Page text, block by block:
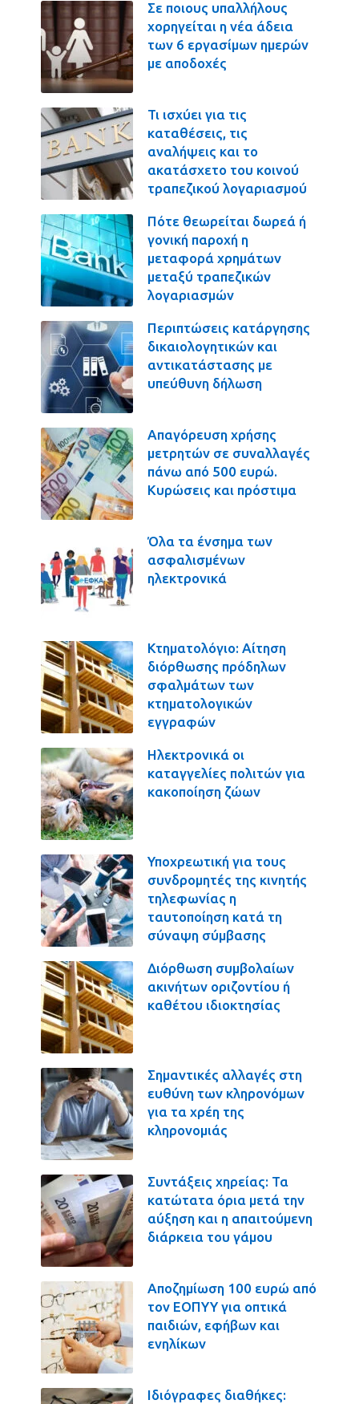
Σε ποιους υπαλλήλους
χορηγείται η νέα άδεια
των 6 εργασίμων ημερών
με αποδοχές
Τι ισχύει για τις
καταθέσεις, τις
αναλήψεις και το
ακατάσχετο του κοινού
τραπεζικού λογαριασμού
Πότε θεωρείται δωρεά ή
γονική παροχή η
μεταφορά χρημάτων
μεταξύ τραπεζικών
λογαριασμών
Περιπτώσεις κατάργησης
δικαιολογητικών και
αντικατάστασης με
υπεύθυνη δήλωση
Απαγόρευση χρήσης
μετρητών σε συναλλαγές
πάνω από 500 ευρώ.
Κυρώσεις και πρόστιμα
Όλα τα ένσημα των
ασφαλισμένων
ηλεκτρονικά
Κτηματολόγιο: Αίτηση
διόρθωσης πρόδηλων
σφαλμάτων των
κτηματολογικών
εγγραφών
Ηλεκτρονικά οι
καταγγελίες πολιτών για
κακοποίηση ζώων
Υποχρεωτική για τους
συνδρομητές της κινητής
τηλεφωνίας η
ταυτοποίηση κατά τη
σύναψη σύμβασης
Διόρθωση συμβολαίων
ακινήτων οριζοντίου ή
καθέτου ιδιοκτησίας
Σημαντικές αλλαγές στη
ευθύνη των κληρονόμων
για τα χρέη της
κληρονομιάς
Συντάξεις χηρείας: Τα
κατώτατα όρια μετά την
αύξηση και η απαιτούμενη
διάρκεια του γάμου
Αποζημίωση 100 ευρώ από
τον ΕΟΠΥΥ για οπτικά
παιδιών, εφήβων και
ενηλίκων
Ιδιόγραφες διαθήκες: